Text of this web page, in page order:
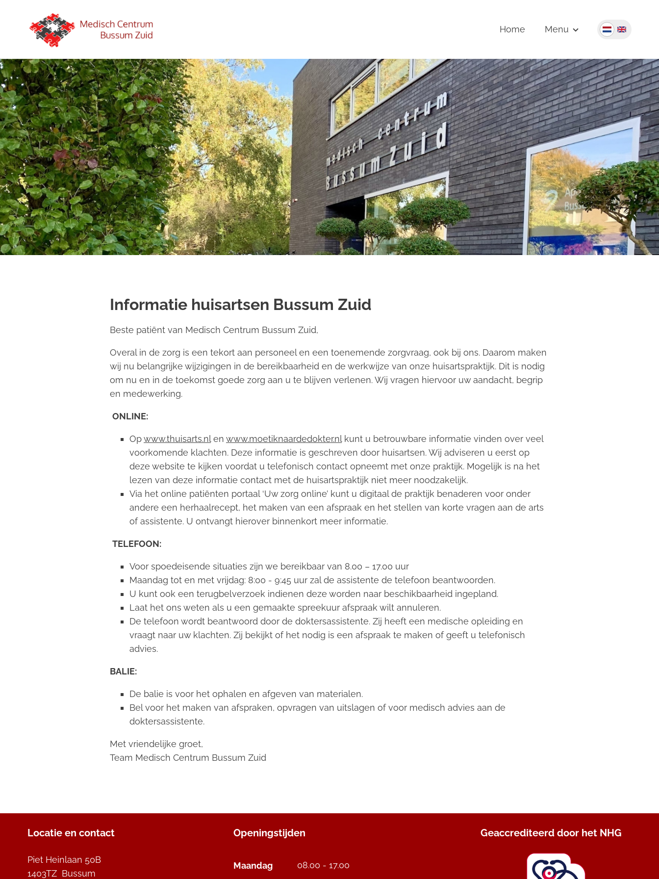
Home Menu
Informatie huisartsen Bussum Zuid
Beste patiënt van Medisch Centrum Bussum Zuid,
Overal in de zorg is een tekort aan personeel en een toenemende zorgvraag, ook bij ons. Daarom maken
wij nu belangrijke wijzigingen in de bereikbaarheid en de werkwijze van onze huisartspraktijk. Dit is nodig
om nu en in de toekomst goede zorg aan u te blijven verlenen. Wij vragen hiervoor uw aandacht, begrip
en medewerking.
ONLINE:
Opwww.thuisarts.nlen www.moetiknaardedokter.nlkunt u betrouwbare informatie vinden over veel
voorkomende klachten. Deze informatie is geschreven door huisartsen. Wij adviseren u eerst op
deze website te kijken voordat u telefonisch contact opneemt met onze praktijk. Mogelijk is na het
lezen van deze informatie contact met de huisartspraktijk niet meer noodzakelijk.
Via het online patiënten portaal ‘Uw zorg online’ kunt u digitaal de praktijk benaderen voor onder
andere een herhaalrecept, het maken van een afspraak en het stellen van korte vragen aan de arts
of assistente. U ontvangt hierover binnenkort meer informatie.
TELEFOON:
Voor spoedeisende situaties zijn we bereikbaar van 8.00 – 17.00 uur
Maandag tot en met vrijdag: 8:00 - 9:45 uur zal de assistente de telefoon beantwoorden.
U kunt ook een terugbelverzoek indienen deze worden naar beschikbaarheid ingepland.
Laat het ons weten als u een gemaakte spreekuur afspraak wilt annuleren.
De telefoon wordt beantwoord door de doktersassistente. Zij heeft een medische opleiding en
vraagt naar uw klachten. Zij bekijkt of het nodig is een afspraak te maken of geeft u telefonisch
advies.
BALIE:
De balie is voor het ophalen en afgeven van materialen.
Bel voor het maken van afspraken, opvragen van uitslagen of voor medisch advies aan de
doktersassistente.
Met vriendelijke groet,
Team Medisch Centrum Bussum Zuid
Locatie en contact
Piet Heinlaan 50B
1403TZ Bussum
Openingstijden
Maandag
08.00 - 17.00
Geaccrediteerd door het NHG